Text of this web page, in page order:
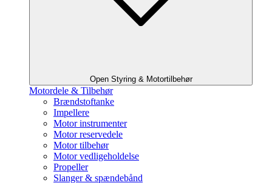
Open Styring & Motortilbehør
Motordele & Tilbehør
Brændstoftanke
Impellere
Motor instrumenter
Motor reservedele
Motor tilbehør
Motor vedligeholdelse
Propeller
Slanger & spændebånd